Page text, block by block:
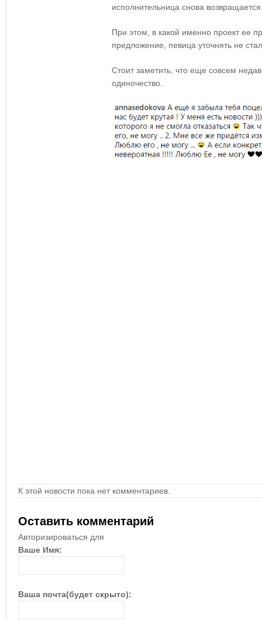
исполнительница снова
При этом, в какой именно проект ее
предложение, певица уточнять не
Стоит заметить, что еще совсем
одиночество.
К этой новости пока нет комментариев.
Оставить комментарий
Авторизироваться для
Ваше Имя:
Ваша почта(будет скрыто):